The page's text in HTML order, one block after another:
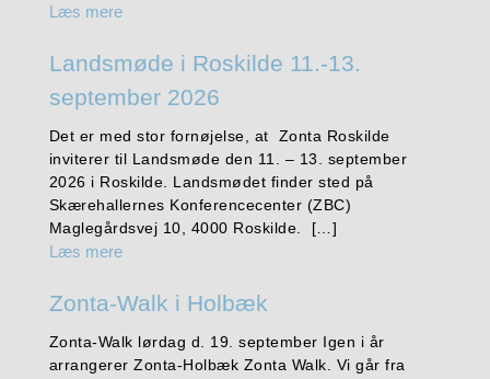
Læs mere
Landsmøde i Roskilde 11.-13.
september 2026
Det er med stor fornøjelse, at Zonta Roskilde
inviterer til Landsmøde den 11. – 13. september
2026 i Roskilde. Landsmødet finder sted på
Skærehallernes Konferencecenter (ZBC)
Maglegårdsvej 10, 4000 Roskilde. […]
Læs mere
Zonta-Walk i Holbæk
Zonta-Walk lørdag d. 19. september Igen i år
arrangerer Zonta-Holbæk Zonta Walk. Vi går fra